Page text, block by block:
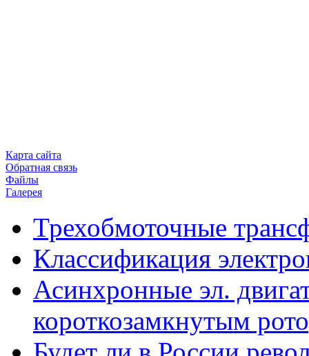
Карта сайта
Обратная связь
Файлы
Галерея
Трехобмоточные
Классификация
Асинхронные эл.
короткозамкнутым